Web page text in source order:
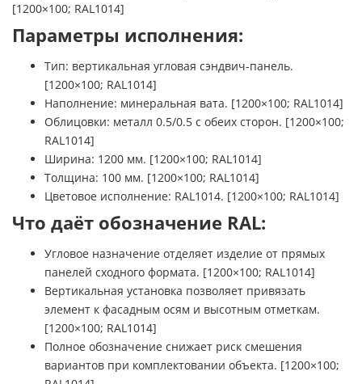
[1200×100; RAL1014]
Параметры исполнения:
Тип: вертикальная угловая сэндвич-панель.
[1200×100; RAL1014]
Наполнение: минеральная вата. [1200×100; RAL1014]
Облицовки: металл 0.5/0.5 с обеих сторон. [1200×100;
RAL1014]
Ширина: 1200 мм. [1200×100; RAL1014]
Толщина: 100 мм. [1200×100; RAL1014]
Цветовое исполнение: RAL1014. [1200×100; RAL1014]
Что даёт обозначение RAL:
Угловое назначение отделяет изделие от прямых
панелей сходного формата. [1200×100; RAL1014]
Вертикальная установка позволяет привязать
элемент к фасадным осям и высотным отметкам.
[1200×100; RAL1014]
Полное обозначение снижает риск смешения
вариантов при комплектовании объекта. [1200×100;